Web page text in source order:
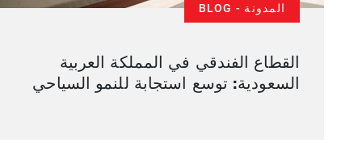
المدونة - BLOG
القطاع الفندقي في المملكة العربية
السعودية: توسع استجابة للنمو السياحي